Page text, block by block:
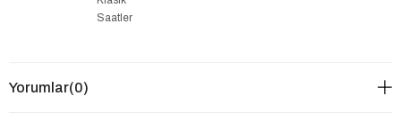
Saatler
Yorumlar(0)